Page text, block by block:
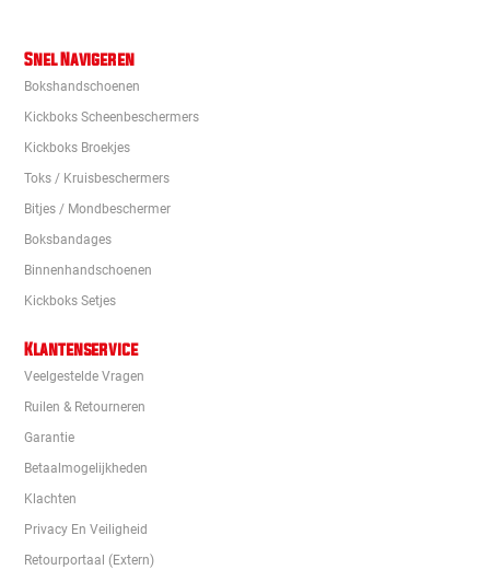
Snel Navigeren
Bokshandschoenen
Kickboks Scheenbeschermers
Kickboks Broekjes
Toks / Kruisbeschermers
Bitjes / Mondbeschermer
Boksbandages
Binnenhandschoenen
Kickboks Setjes
Klantenservice
Veelgestelde Vragen
Ruilen & Retourneren
Garantie
Betaalmogelijkheden
Klachten
Privacy En Veiligheid
Retourportaal (extern)